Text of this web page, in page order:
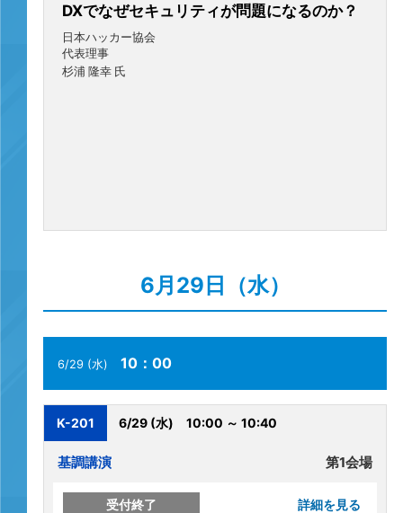
DXでなぜセキュリティが問題になるのか？
日本ハッカー協会
代表理事
杉浦 隆幸 氏
6月29日（水）
6/29 (水) 10：00
K-201 6/29 (水) 10:00 ～ 10:40
基調講演 第1会場
受付終了 詳細を見る